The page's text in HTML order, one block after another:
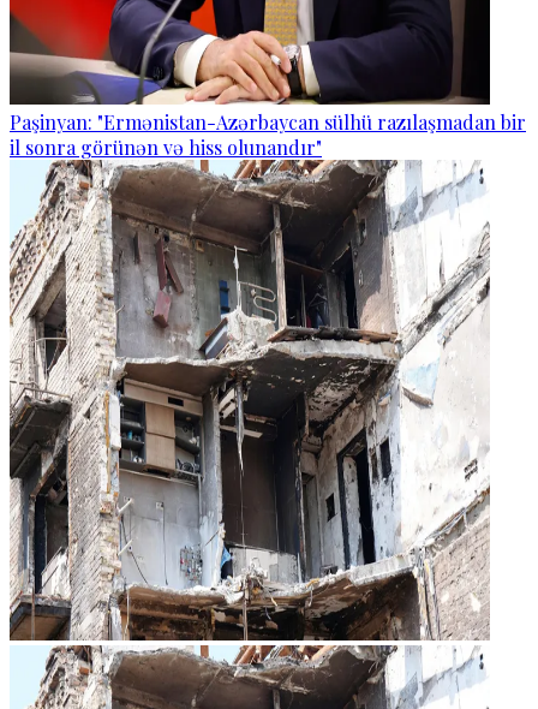
Paşinyan: "Ermənistan-Azərbaycan sülhü razılaşmadan bir
il sonra görünən və hiss olunandır"